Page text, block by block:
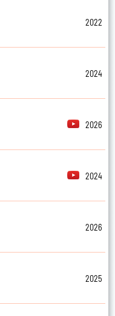
2022
2024
2026
2024
2026
2025